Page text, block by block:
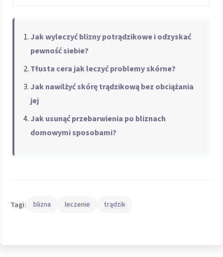
Jak wyleczyć blizny potrądzikowe i odzyskać
pewność siebie?
Tłusta cera jak leczyć problemy skórne?
Jak nawilżyć skórę trądzikową bez obciążania
jej
Jak usunąć przebarwienia po bliznach
domowymi sposobami?
Tagi: blizna leczenie trądzik